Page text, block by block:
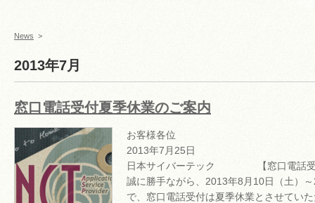
News >
2013年7月
窓口電話受付夏季休業のご案内
お客様
2013年7月25日
日本サイバーテック 【窓口電話受
誠に勝手ながら、2013年8月10日（土）
で、窓口電話受付は夏季休業とさせてい